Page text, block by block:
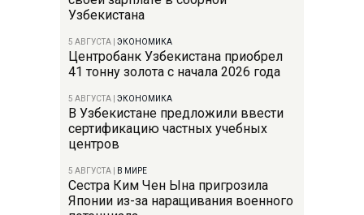
Узбекистана
5 АВГУСТА ЭКОНОМИКА
Центробанк Узбекистана приобрел
41 тонну золота с начала 2026 года
5 АВГУСТА ЭКОНОМИКА
В Узбекистане предложили ввести
сертификацию частных учебных
центров
5 АВГУСТА В МИРЕ
Сестра Ким Чен Ына пригрозила
Японии из-за наращивания военного